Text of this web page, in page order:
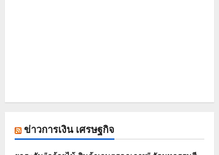
ข่าวการเงิน เศรษฐกิจ